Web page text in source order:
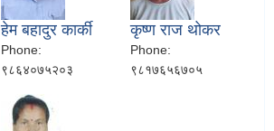
हेम बहादुर कार्की
Phone:
९८६४०७५२०३
कृष्ण राज थोकर
Phone:
९८१७६५६७०५